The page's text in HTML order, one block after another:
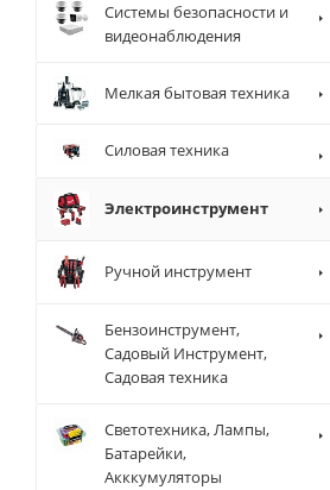
Системы безопасности и
видеонаблюдения
Мелкая бытовая техника
Силовая техника
Электроинструмент
Ручной инструмент
Бензоинструмент,
Садовый Инструмент,
Садовая техника
Светотехника, Лампы,
Батарейки,
Акккумуляторы